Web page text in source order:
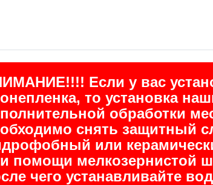
Если у вас
то установка
обработки
снять защитный
или
помощи мелкозернистой
чего устанавливайте